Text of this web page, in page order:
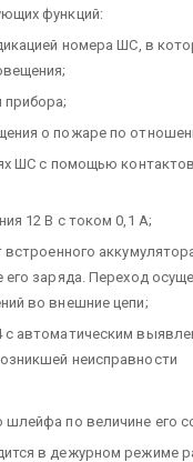
функций:
номера ШС, в
прибора;
о пожаре по
ШС с помощью
12 В с током 0,1 А;
его заряда. Переход
во внешние цепи;
автоматическим
неисправности
по величине его
в дежурном режиме